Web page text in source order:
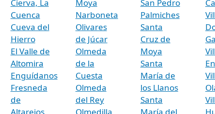
Cierva, La
Cuenca
Cueva del
Hierro
El Valle de
Altomira
Enguídanos
Fresneda
de
Altarejos
Moya
Narboneta
Olivares
de Júcar
Olmeda
de la
Cuesta
Olmeda
del Rey
Olmedilla
San Pedro
Palmiches
Santa
Cruz de
Moya
Santa
María de
los Llanos
Santa
María del